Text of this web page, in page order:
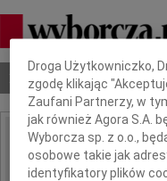
Nekrologi Odeszli
IMIĘ I NAZWISKO:
Dbamy o Twoją
Droga Użytkowniczko,
zgodę klikając
Zaufani Partnerzy, w
jak również Agora S.A.
Wyborcza sp. z o.o.,
osobowe takie jak
identyfikatory plików